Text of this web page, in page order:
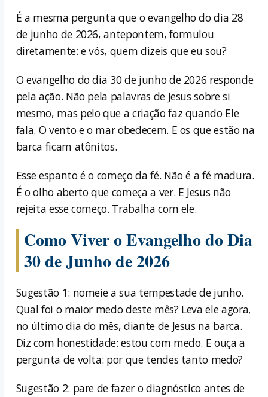
É a mesma pergunta que o evangelho do dia 28
de junho de 2026, antepontem, formulou
diretamente: e vós, quem dizeis que eu sou?
O evangelho do dia 30 de junho de 2026 responde
pela ação. Não pela palavras de Jesus sobre si
mesmo, mas pelo que a criação faz quando Ele
fala. O vento e o mar obedecem. E os que estão na
barca ficam atônitos.
Esse espanto é o começo da fé. Não é a fé madura.
É o olho aberto que começa a ver. E Jesus não
rejeita esse começo. Trabalha com ele.
Como Viver o Evangelho do Dia
30 de Junho de 2026
Sugestão 1: nomeie a sua tempestade de junho.
Qual foi o maior medo deste mês? Leva ele agora,
no último dia do mês, diante de Jesus na barca.
Diz com honestidade: estou com medo. E ouça a
pergunta de volta: por que tendes tanto medo?
Sugestão 2: pare de fazer o diagnóstico antes de